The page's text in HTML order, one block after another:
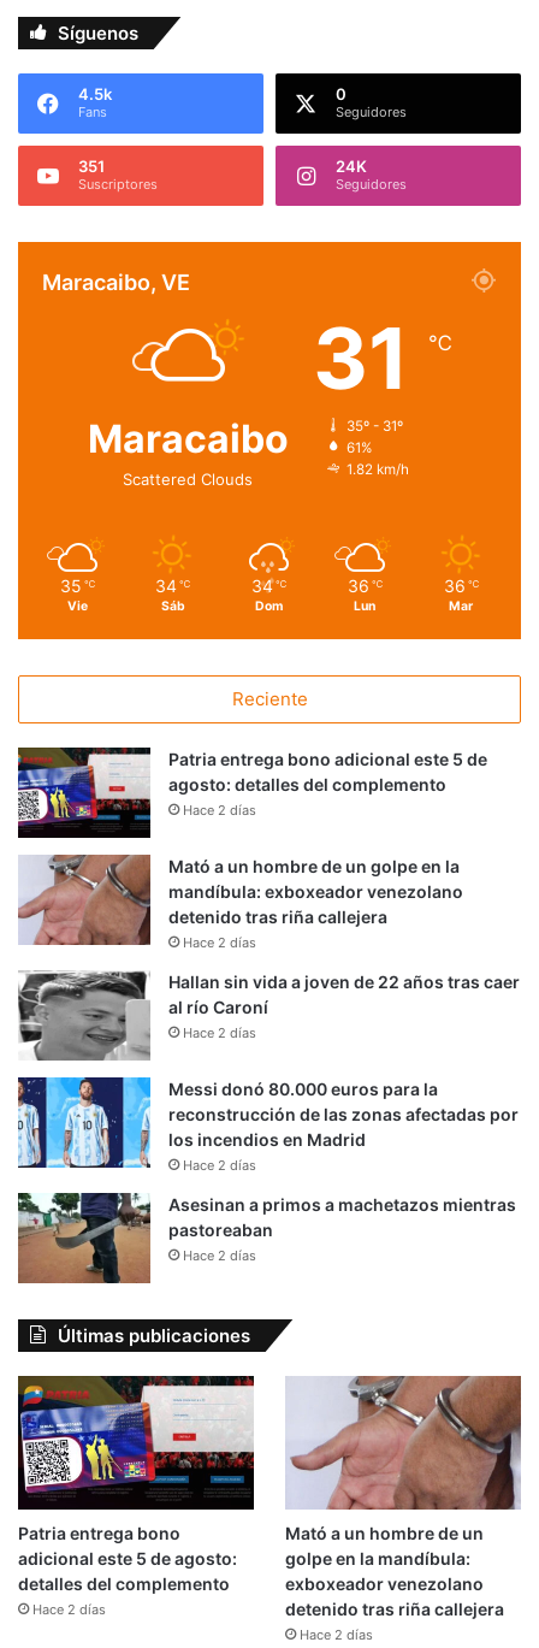
Síguenos
4.5k
Fans
0
Seguidores
351
Suscriptores
24K
Seguidores
Maracaibo, VE
Maracaibo
Scattered Clouds
31 ℃
35º - 31º
61%
1.82 km/h
35 ℃
Vie
34 ℃
Sáb
34 ℃
Dom
36 ℃
Lun
36 ℃
Mar
Reciente
Patria entrega bono adicional este 5 de
agosto: detalles del complemento
Hace 2 días
Mató a un hombre de un golpe en la
mandíbula: exboxeador venezolano
detenido tras riña callejera
Hace 2 días
Hallan sin vida a joven de 22 años tras caer
al río Caroní
Hace 2 días
Messi donó 80.000 euros para la
reconstrucción de las zonas afectadas por
los incendios en Madrid
Hace 2 días
Asesinan a primos a machetazos mientras
pastoreaban
Hace 2 días
Últimas publicaciones
Patria entrega bono
adicional este 5 de agosto:
detalles del complemento
Hace 2 días
Mató a un hombre de un
golpe en la mandíbula:
exboxeador venezolano
detenido tras riña callejera
Hace 2 días